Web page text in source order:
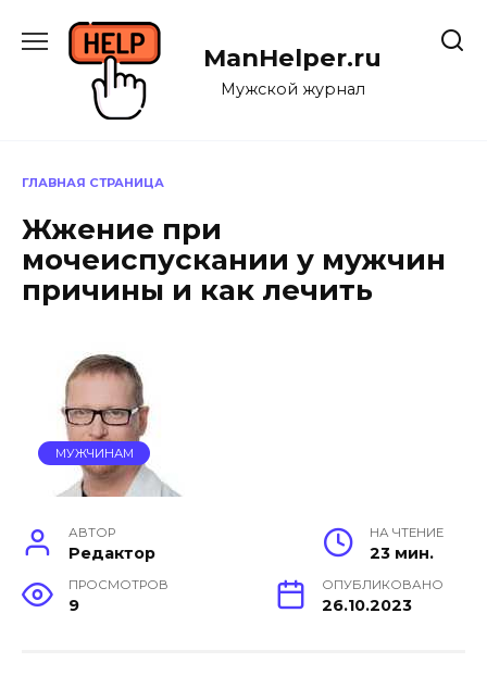
содержанию
ManHelper.ru
Мужской журнал
ГЛАВНАЯ СТРАНИЦА
Жжение при
мочеиспускании у мужчин
причины и как лечить
МУЖЧИНАМ
АВТОР
Редактор
НА ЧТЕНИЕ
23 мин.
ПРОСМОТРОВ
9
ОПУБЛИКОВАНО
26.10.2023